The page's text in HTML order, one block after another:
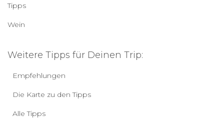
Tipps
Wein
Weitere Tipps für Deinen Trip:
Empfehlungen
Die Karte zu den Tipps
Alle Tipps